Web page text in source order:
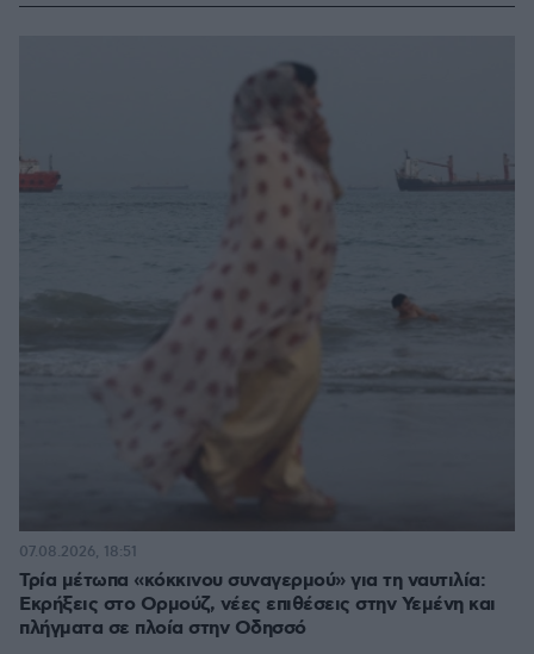
Τρία μέτωπα «κόκκινου συναγερμού» για τη ναυτιλία:
Εκρήξεις στο Ορμούζ, νέες επιθέσεις στην Υεμένη και
πλήγματα σε πλοία στην Οδησσό
07.08.2026, 18:51